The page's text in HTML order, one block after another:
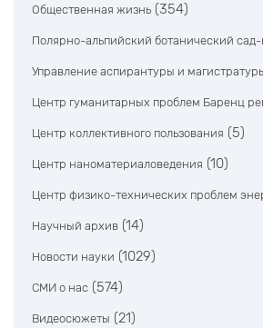
Общественная жизнь (354)
Полярно-альпийский ботанический сад-
Управление аспирантуры и
Центр гуманитарных проблем Баренц
Центр коллективного пользования (5)
Центр наноматериаловедения (10)
Центр физико-технических проблем
Научный архив (14)
Новости науки (1029)
СМИ о нас (574)
Видеосюжеты (21)